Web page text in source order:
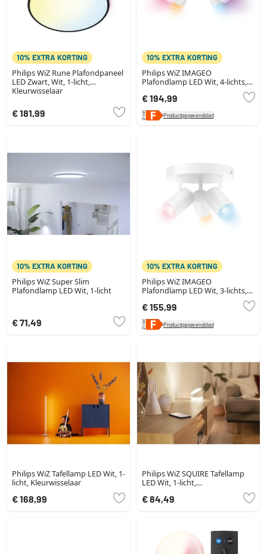
10% EXTRA KORTING
Philips WiZ Rune Plafondpaneel
LED Zwart, Wit, 1-licht,
Kleurwisselaar
€ 181,99
10% EXTRA KORTING
Philips WiZ IMAGEO
Plafondlamp LED Wit, 4-lichts,
€ 194,99
Productgegevensblad
10% EXTRA KORTING
Philips WiZ Super Slim
Plafondlamp LED Wit, 1-licht
€ 71,49
10% EXTRA KORTING
Philips WiZ IMAGEO
Plafondlamp LED Wit, 3-lichts,
€ 155,99
Productgegevensblad
Philips WiZ Tafellamp LED Wit, 1-
licht, Kleurwisselaar
€ 168,99
Philips WiZ SQUIRE Tafellamp
LED Wit, 1-licht,
Kleurwisselaar
€ 84,49